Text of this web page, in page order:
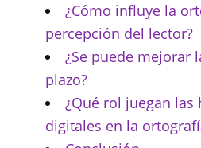
¿Cómo influye la
percepción del lector?
¿Se puede mejorar
plazo?
¿Qué rol juegan las
digitales en la